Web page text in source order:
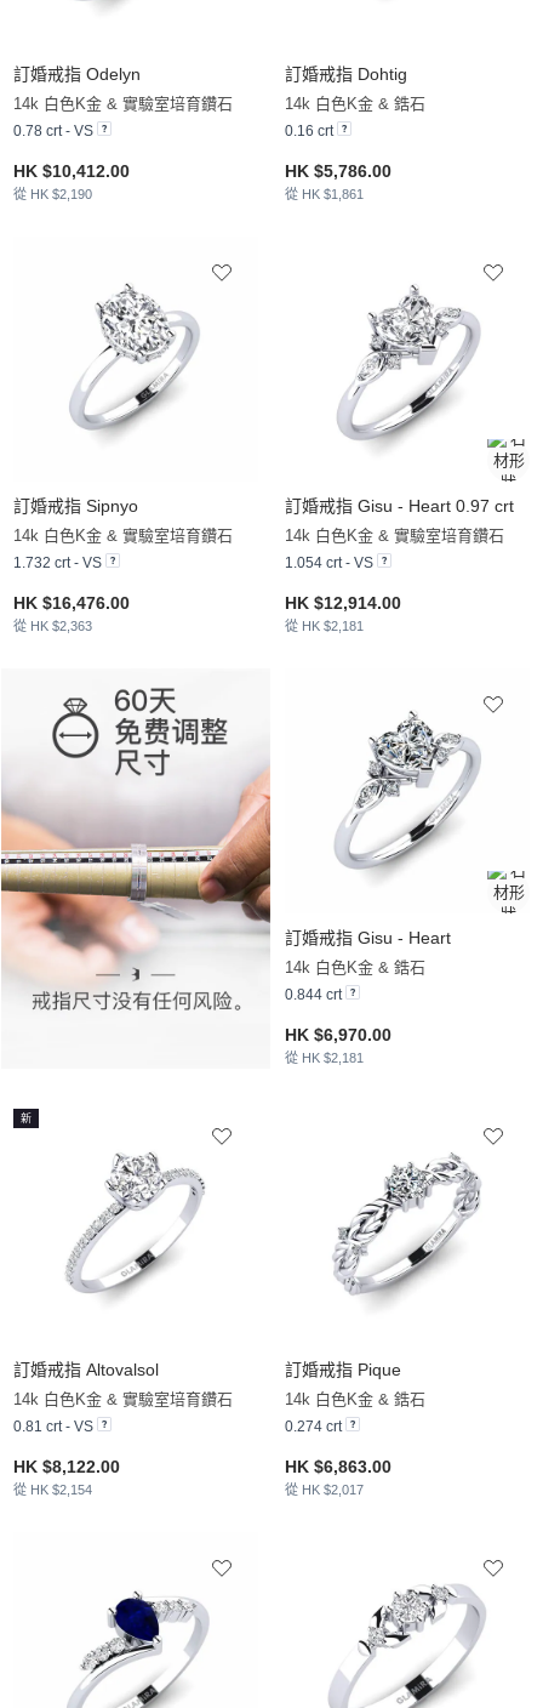
訂婚戒指 Odelyn
14k 白色K金 & 實驗室培育鑽石
0.78 crt - VS
HK $10,412.00
從 HK $2,190
訂婚戒指 Dohtig
14k 白色K金 & 鋯石
0.16 crt
HK $5,786.00
從 HK $1,861
訂婚戒指 Sipnyo
14k 白色K金 & 實驗室培育鑽石
1.732 crt - VS
HK $16,476.00
從 HK $2,363
訂婚戒指 Gisu - Heart 0.97 crt
14k 白色K金 & 實驗室培育鑽石
1.054 crt - VS
HK $12,914.00
從 HK $2,181
訂婚戒指 Gisu - Heart
14k 白色K金 & 鋯石
0.844 crt
HK $6,970.00
從 HK $2,181
訂婚戒指 Altovalsol
14k 白色K金 & 實驗室培育鑽石
0.81 crt - VS
HK $8,122.00
從 HK $2,154
新
訂婚戒指 Pique
14k 白色K金 & 鋯石
0.274 crt
HK $6,863.00
從 HK $2,017